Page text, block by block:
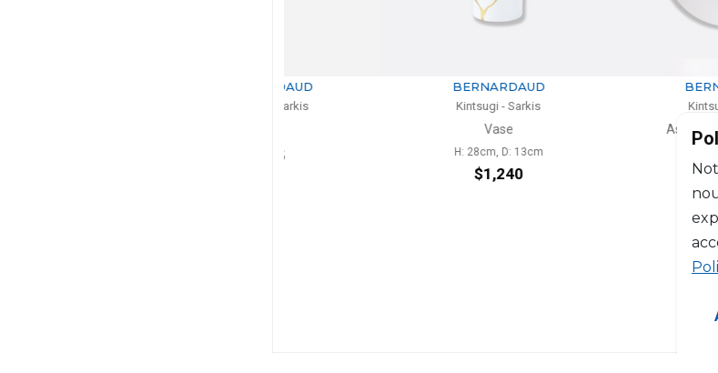
Assiette coupe à dîner